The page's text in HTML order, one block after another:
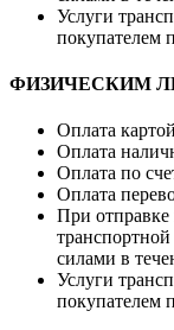
Услуги
покупателем
ФИЗИЧЕСКИМ
Оплата
Оплата
Оплата по
Оплата
При отправке
силами в
Услуги
покупателем